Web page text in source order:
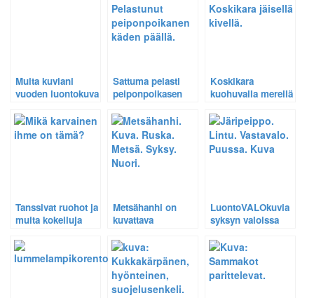
Muita kuviani
vuoden luontokuva
Metso ja
pikkulepinkäinen.
Sattuma pelasti
peiponpoikasen
Luontokuvaaja voi
vaikuttaa, osa 5.
Koskikara
kuohuvalla merellä
valotusajan
kokeilun tuloksia.
Tanssivat ruohot ja
muita kokeiluja
Metsähanhi on
kuvattava
LuontoVALOkuvia
syksyn valoissa
– Järripeippo ja
varpunen.